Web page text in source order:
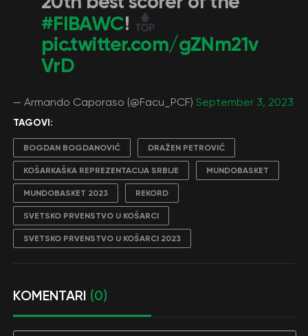
#FIBAWC!
pic.twitter.com/gZNm21v
VrD
— Armando Caporaso (@Facu_PCF) September 3, 2023
TAGOVI:
BOGDAN BOGDANOVIĆ DRAŽEN PETROVIĆ
KOŠARKAŠKA REPREZENTACIJA SRBIJE MUNDOBASKET
MUNDOBASKET 2023 REKORD
SVETSKO PRVENSTVO U KOŠARCI
SVETSKO PRVENSTVO U KOŠARCI 2023
KOMENTARI (0)